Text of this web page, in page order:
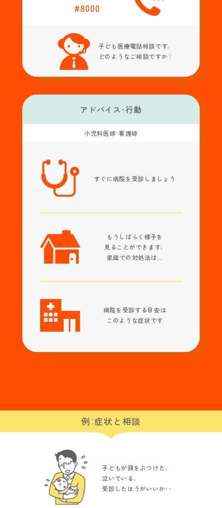
#8000
子ども医療電話相談です。
どのようなご相談ですか？
アドバイス・行動
小児科医師・看護師
すぐに病院を 受診しましょう
もうしばらく様子を
見ることができます。
家庭での対処法は…
病院を受診する目安は
このような症状です
例：症状と相談
子どもが頭をぶつけた。
泣いている。
受診したほうがいいか・・